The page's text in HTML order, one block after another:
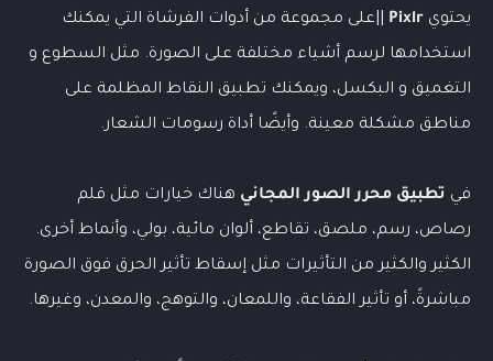
يحتوي Pixlr ||على مجموعة من أدوات الفرشاة التي يمكنك
استخدامها لرسم أشياء مختلفة على الصورة. مثل السطوع و
التغميق و البكسل، ويمكنك تطبيق النقاط المظلمة على
مناطق مشكلة معينة. وأيضًا أداة رسومات الشعار.
في تطبيق محرر الصور المجاني هناك خيارات مثل قلم
رصاص، رسم، ملصق، تقاطع، ألوان مائية، بولي، وأنماط أخرى.
الكثير والكثير من التأثيرات مثل إسقاط تأثير الحرق فوق الصورة
مباشرةً، أو تأثير الفقاعة، واللمعان، والتوهج، والمعدن، وغيرها.